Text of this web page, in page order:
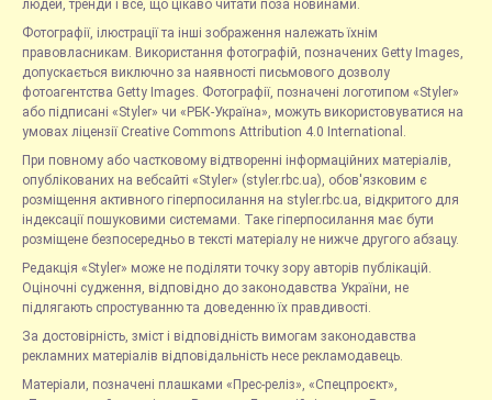
людей, тренди і все, що цікаво читати поза новинами.
Фотографії, ілюстрації та інші зображення належать їхнім
правовласникам. Використання фотографій, позначених Getty Images,
допускається виключно за наявності письмового дозволу
фотоагентства Getty Images. Фотографії, позначені логотипом «Styler»
або підписані «Styler» чи «РБК-Україна», можуть використовуватися на
умовах ліцензії Creative Commons Attribution 4.0 International.
При повному або частковому відтворенні інформаційних матеріалів,
опублікованих на вебсайті «Styler» (styler.rbc.ua), обов'язковим є
розміщення активного гіперпосилання на styler.rbc.ua, відкритого для
індексації пошуковими системами. Таке гіперпосилання має бути
розміщене безпосередньо в тексті матеріалу не нижче другого абзацу.
Редакція «Styler» може не поділяти точку зору авторів публікацій.
Оціночні судження, відповідно до законодавства України, не
підлягають спростуванню та доведенню їх правдивості.
За достовірність, зміст і відповідність вимогам законодавства
рекламних матеріалів відповідальність несе рекламодавець.
Матеріали, позначені плашками «Прес-реліз», «Спецпроєкт»,